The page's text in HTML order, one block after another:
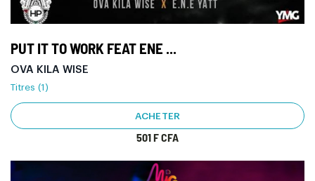
PUT IT TO WORK FEAT ENE ...
OVA KILA WISE
Titres (1)
ACHETER
501 F CFA